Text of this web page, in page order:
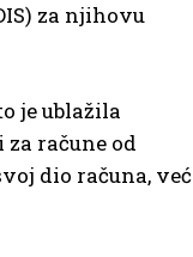
za njihovu
je ublažila
račune od
dio računa, već